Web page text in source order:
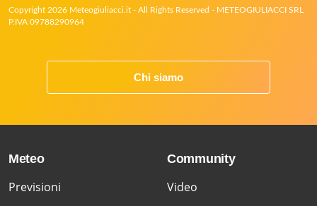
Copyright 2026 Meteogiuliacci.it - All Rights Reserved - METEOGIULIACCI SRL
P.IVA 09788290964
Chi siamo
Meteo
Previsioni
Community
Video